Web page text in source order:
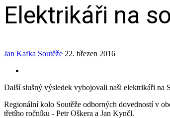
Elektrikáři na
Jan Kafka Soutěže 22. březen 2016
Další slušný výsledek vybojovali naši elektrikáři na
Regionální kolo Soutěže odborných dovedností v
třetího ročníku - Petr Oškera a Jan Kynčl.